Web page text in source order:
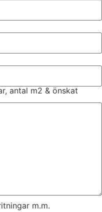
antal m2 & önskat
m.m.